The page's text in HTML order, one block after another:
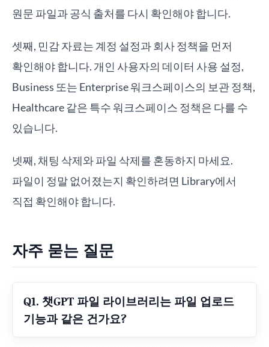
원문 파일과 공식 출처를 다시 확인해야 합니다.
셋째, 민감 자료는 계정 설정과 회사 정책을 먼저
확인해야 합니다. 개인 사용자의 데이터 사용 설정,
Business 또는 Enterprise 워크스페이스의 보관 정책,
Healthcare 같은 특수 워크스페이스 정책은 다를 수
있습니다.
넷째, 채팅 삭제와 파일 삭제를 혼동하지 마세요.
파일이 정말 없어졌는지 확인하려면 Library에서
직접 확인해야 합니다.
자주 묻는 질문
Q1. 챗GPT 파일 라이브러리는 파일 업로드
기능과 같은 건가요?